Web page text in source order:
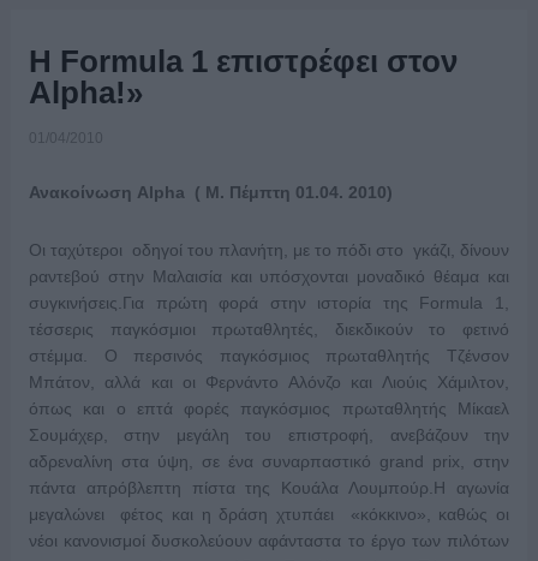
Η Formula 1 επιστρέφει στον
Alpha!»
01/04/2010
Ανακοίνωση Alpha ( M. Πέμπτη 01.04. 2010)
Οι ταχύτεροι οδηγοί του πλανήτη, με το πόδι στο γκάζι, δίνουν
ραντεβού στην Μαλαισία και υπόσχονται μοναδικό θέαμα και
συγκινήσεις.Για πρώτη φορά στην ιστορία της Formula 1,
τέσσερις παγκόσμιοι πρωταθλητές, διεκδικούν το φετινό
στέμμα. O περσινός παγκόσμιος πρωταθλητής Τζένσον
Μπάτον, αλλά και οι Φερνάντο Αλόνζο και Λιούις Χάμιλτον,
όπως και ο επτά φορές παγκόσμιος πρωταθλητής Μίκαελ
Σουμάχερ, στην μεγάλη του επιστροφή, ανεβάζουν την
αδρεναλίνη στα ύψη, σε ένα συναρπαστικό grand prix, στην
πάντα απρόβλεπτη πίστα της Κουάλα Λουμπούρ.Η αγωνία
μεγαλώνει φέτος και η δράση χτυπάει «κόκκινο», καθώς οι
νέοι κανονισμοί δυσκολεύουν αφάνταστα το έργο των πιλότων